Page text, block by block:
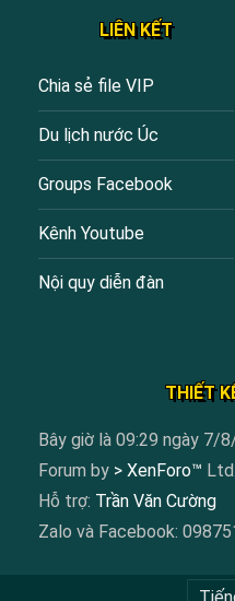
LIÊN KẾT
Chia sẻ file VIP
Du lịch nước Úc
Groups Facebook
Kênh Youtube
Nội quy diễn đàn
THIẾT
Bây giờ là 09:29 ngày 7/
Forum by > XenForo™ Ltd.
Hỗ trợ: Trần Văn Cường
Zalo và Facebook: